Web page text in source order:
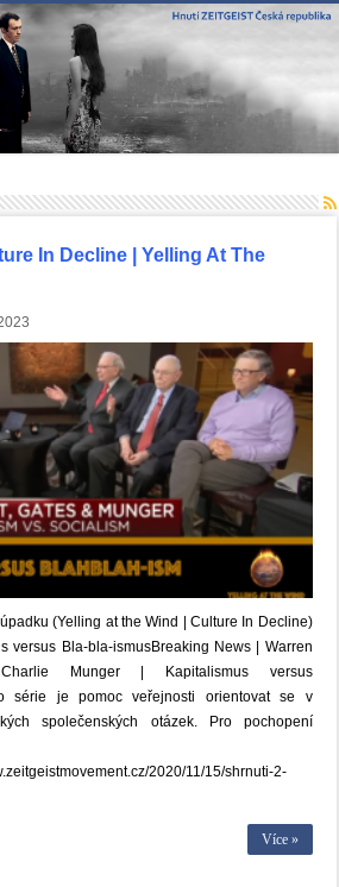
In Decline | Yelling At The
(Yelling at the Wind | Culture In Decline)
versus Bla-bla-ismusBreaking News | Warren
Munger | Kapitalismus versus
série je pomoc veřejnosti orientovat se v
společenských otázek. Pro pochopení
2020/11/15/shrnuti-2-
Více »